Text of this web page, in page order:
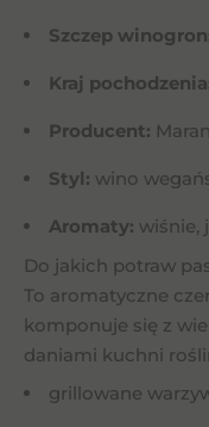
Szczep
Kraj
Producent:
Styl: wino
Aromaty: wiśnie,
Do jakich potraw
To aromatyczne
komponuje się z
daniami kuchni
grillowane